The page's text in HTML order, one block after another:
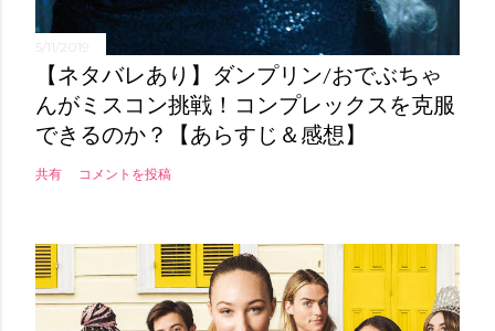
5/11/2019
【ネタバレあり】ダンプリン/おでぶちゃ
んがミスコン挑戦！コンプレックスを克服
できるのか？【あらすじ＆感想】
共有 コメントを投稿